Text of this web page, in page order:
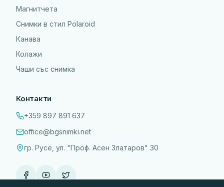
Магнитчета
Снимки в стил Polaroid
Канава
Колажи
Чаши със снимка
Контакти
+359 897 891 637
office@bgsnimki.net
гр. Русе, ул. "Проф. Асен Златаров" 30